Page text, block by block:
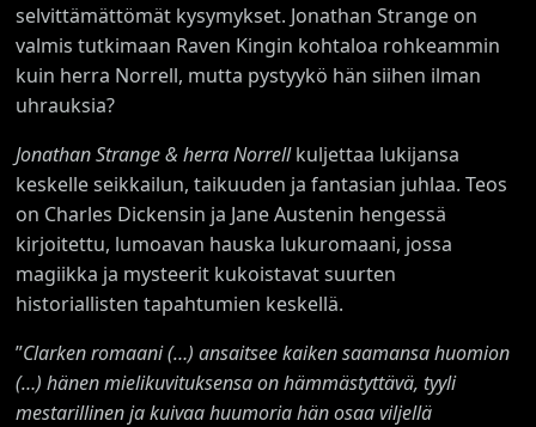
selvittämättömät kysymykset. Jonathan Strange on
valmis tutkimaan Raven Kingin kohtaloa rohkeammin
kuin herra Norrell, mutta pystyykö hän siihen ilman
uhrauksia?
Jonathan Strange & herra Norrellkuljettaa lukijansa
keskelle seikkailun, taikuuden ja fantasian juhlaa. Teos
on Charles Dickensin ja Jane Austenin hengessä
kirjoitettu, lumoavan hauska lukuromaani, jossa
magiikka ja mysteerit kukoistavat suurten
historiallisten tapahtumien keskellä.
”Clarken romaani (…) ansaitsee kaiken saamansa huomion
(…) hänen mielikuvituksensa on hämmästyttävä, tyyli
mestarillinen ja kuivaa huumoria hän osaa viljellä